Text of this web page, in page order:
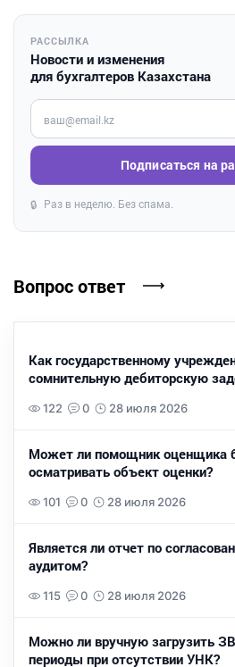
РАССЫЛКА
Новости и изменения
для бухгалтеров Казахстана
Введите ваш e-mail
Подписаться на
🔒 Раз в неделю. Без спама.
Вопрос ответ
Как государственному
сомнительную дебиторскую
122 0 28 июля 2026
Может ли помощник оценщика
осматривать объект оценки?
101 0 28 июля 2026
Является ли отчет по
аудитом?
115 0 28 июля 2026
Можно ли вручную загрузить
периоды при отсутствии УНК?